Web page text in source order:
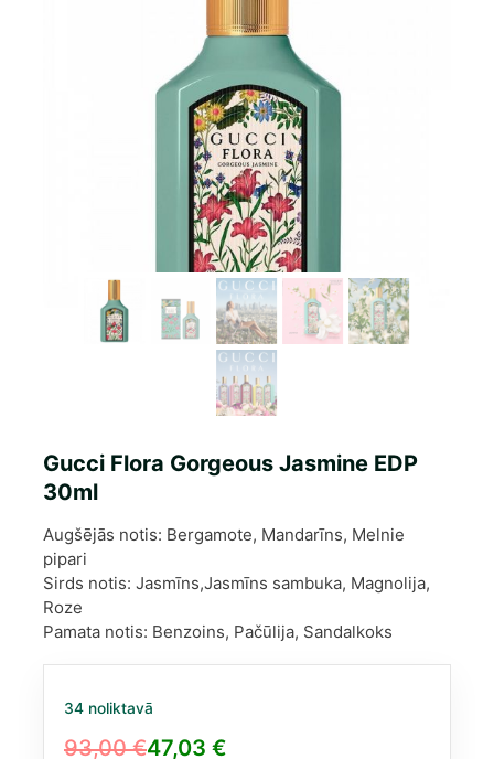
Gucci Flora Gorgeous Jasmine EDP
30ml
Augšējās notis: Bergamote, Mandarīns, Melnie
pipari
Sirds notis: Jasmīns,Jasmīns sambuka, Magnolija,
Roze
Pamata notis: Benzoins, Pačūlija, Sandalkoks
34 noliktavā
93,00€47,03 €